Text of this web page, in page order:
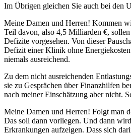
Im Übrigen gleichen Sie auch bei den
Meine Damen und Herren! Kommen
Teil davon, also 4,5 Milliarden €,
Defizite vorgesehen. Von dieser
Defizit einer Klinik ohne
niemals ausreichend.
Zu dem nicht ausreichenden
sie zu Gesprächen über Finanzhilfen
nach meiner Einschätzung aber nicht.
Meine Damen und Herren! Folgt man
Das soll dann vorliegen. Und dann
Erkrankungen aufzeigen. Dass sich